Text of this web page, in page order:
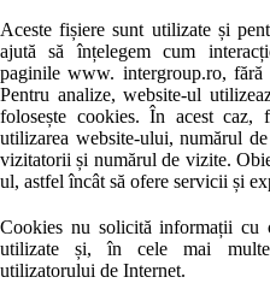
Aceste fișiere sunt utilizate și
ajută să înțelegem cum
paginile www. intergroup.ro,
Pentru analize, website-ul
folosește cookies. În acest caz,
utilizarea website-ului, numărul
vizitatorii și numărul de vizite.
ul, astfel încât să ofere servicii și
Cookies nu solicită informații cu
utilizate și, în cele mai
utilizatorului de Internet.